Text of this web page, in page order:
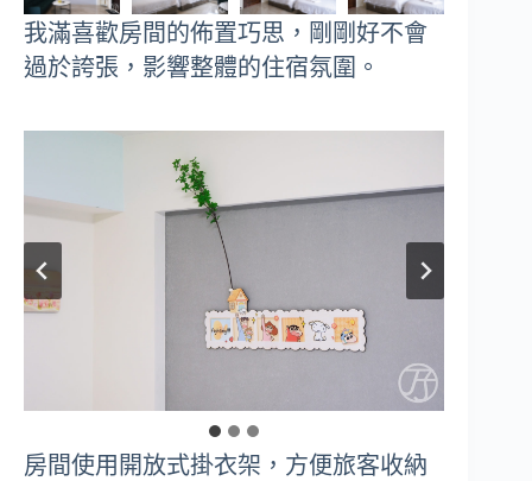
我滿喜歡房間的佈置巧思，剛剛好不會
過於誇張，影響整體的住宿氛圍。
房間使用開放式掛衣架，方便旅客收納